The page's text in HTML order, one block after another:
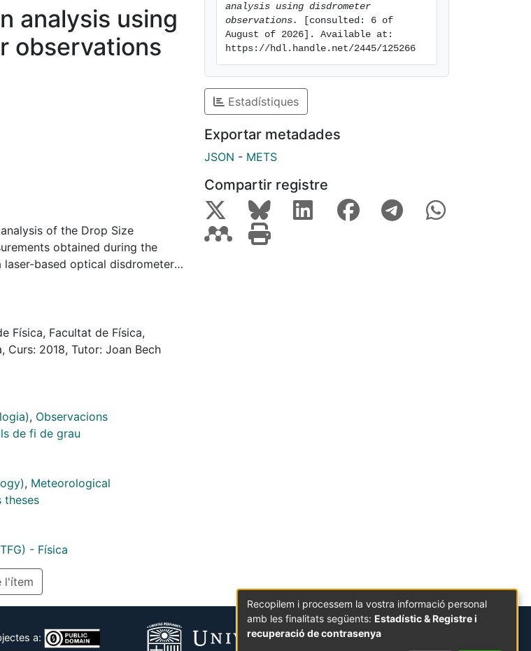
analysis using
observations
of the Drop Size
obtained during the
laser-based optical disdrometer
of Barcelona and Das.
DSD characteristics and
of the relationship between
Although the aim of this
Z-R relationship, we
of a singular relationship
period
Física, Facultat de Física,
Curs: 2018, Tutor: Joan Bech
, Observacions
de fi de grau
, Meteorological
theses
- Física
l'ítem
analysis using disdrometer
observations.
[consulted: 6 of
August of 2026]. Available at:
https://hdl.handle.net/2445/125266
Estadístiques
Exportar metadades
JSON - METS
Compartir registre
a:
Recopilem i processem la vostra informació personal
amb les finalitats següents: Estadístic & Registre i
recuperació de contrasenya